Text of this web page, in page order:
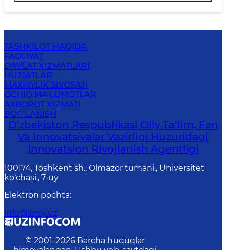
TASHKILOT HAQIDA
FAOLIYAT
DAVLAT XIZMATLARI
HUJJATLAR
MAXFIYLIK SIYOSATI
OCHIQ MA'LUMOTLAR
AXBOROT XIZMATI
BOG‘LANISH
O‘zbekiston Respublikasi Oliy Ta’lim, Fan
Va Innovatsiyalar Vazirligi Huzuridagi
Innovatsion Rivojlanish Agentligi
100174, Toshkent sh., Olmazor tumani., Universitet
ko‘chasi., 7-uy
Elektron pochta:
info@ilmiy.uz
© 2001-2026 Barcha huquqlar